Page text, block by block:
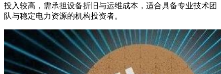
投入较高，需承担设备折旧与运维成本，适合具备专业技术团
队与稳定电力资源的机构投资者。